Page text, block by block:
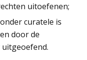
uitoefenen;
curatele is
door de